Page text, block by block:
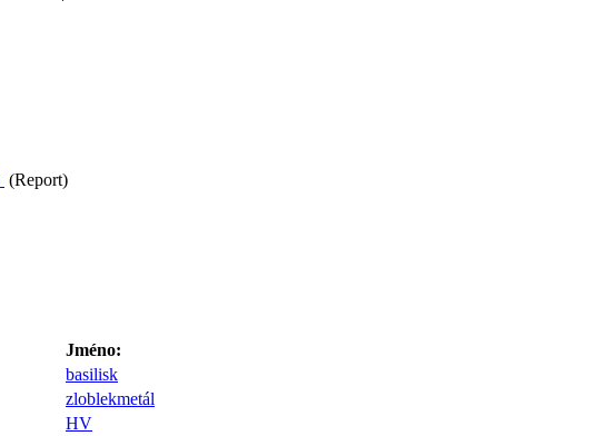
(Report)
Jméno:
basilisk
zloblekmetál
HV